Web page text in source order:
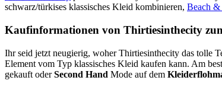
schwarz/türkises klassisches Kleid kombinieren, Beach
Kaufinformationen von Thirtiesinthecity
Ihr seid jetzt neugierig, woher Thirtiesinthecity das tolle
Element vom Typ klassisches Kleid kaufen kann. Am
gekauft oderSecond Hand Mode auf dem